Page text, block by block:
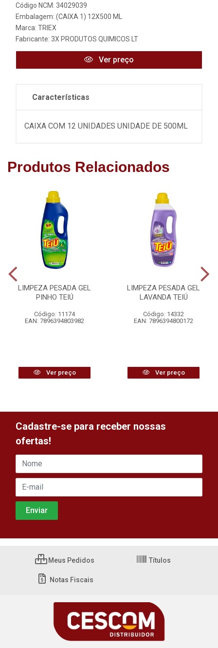
Código NCM: 34029039
Embalagem: (CAIXA 1) 12X500 ML
Marca: TRIEX
Fabricante: 3X PRODUTOS QUIMICOS LT
Ver preço
Características
CAIXA COM 12 UNIDADES UNIDADE DE 500ML
Produtos Relacionados
LIMPEZA PESADA GEL
PINHO TEIÚ
Código: 11174
EAN: 7896394803982
Ver preço
LIMPEZA PESADA GEL
LAVANDA TEIÚ
Código: 14332
EAN: 7896394800172
Ver preço
Cadastre-se para receber nossas
ofertas!
Meus Pedidos Títulos
Notas Fiscais